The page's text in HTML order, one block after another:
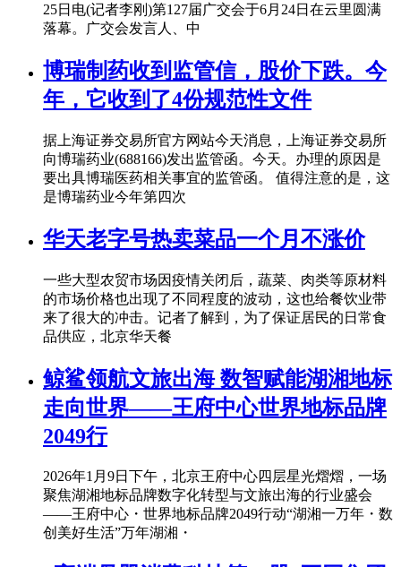
25日电(记者李刚)第127届广交会于6月24日在云里圆满
落幕。广交会发言人、中
博瑞制药收到监管信，股价下跌。今
年，它收到了4份规范性文件
据上海证券交易所官方网站今天消息，上海证券交易所
向博瑞药业(688166)发出监管函。今天。办理的原因是
要出具博瑞医药相关事宜的监管函。 值得注意的是，这
是博瑞药业今年第四次
华天老字号热卖菜品一个月不涨价
一些大型农贸市场因疫情关闭后，蔬菜、肉类等原材料
的市场价格也出现了不同程度的波动，这也给餐饮业带
来了很大的冲击。记者了解到，为了保证居民的日常食
品供应，北京华天餐
鲸鲨领航文旅出海 数智赋能湖湘地标
走向世界——王府中心世界地标品牌
2049行
2026年1月9日下午，北京王府中心四层星光熠熠，一场
聚焦湖湘地标品牌数字化转型与文旅出海的行业盛会
——王府中心・世界地标品牌2049行动“湖湘一万年・数
创美好生活”万年湖湘・